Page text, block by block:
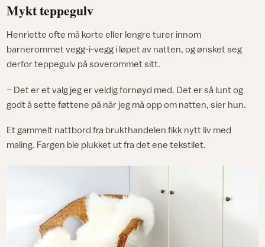
Mykt teppegulv
Henriette ofte må korte eller lengre turer innom
barnerommet vegg-i-vegg i løpet av natten, og ønsket seg
derfor teppegulv på soverommet sitt.
– Det er et valg jeg er veldig fornøyd med. Det er så lunt og
godt å sette føttene på når jeg må opp om natten, sier hun.
Et gammelt nattbord fra brukthandelen fikk nytt liv med
maling. Fargen ble plukket ut fra det ene tekstilet.